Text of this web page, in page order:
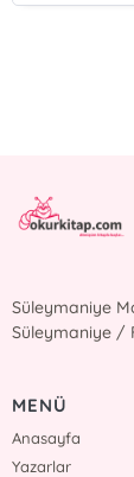
Süleymaniye
Süleymaniye /
MENÜ
Anasayfa
Yazarlar